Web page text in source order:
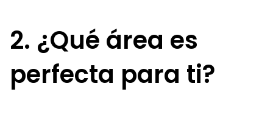
2. ¿Qué área es
perfecta para ti?